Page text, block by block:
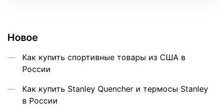
Новое
Как купить спортивные товары из США в
России
Как купить Stanley Quencher и термосы Stanley
в России